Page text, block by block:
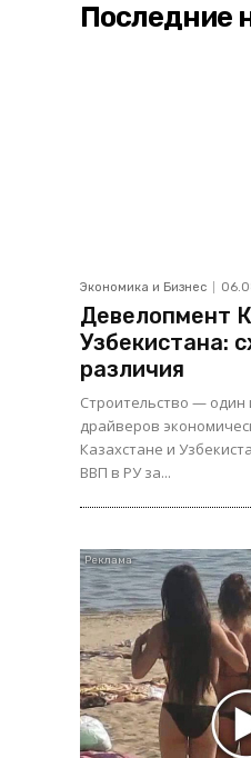
Последние
Экономика и Бизнес
Девелопмент
Узбекистана:
различия
Строительство — один
драйверов
Казахстане и
ВВП в РУ за...